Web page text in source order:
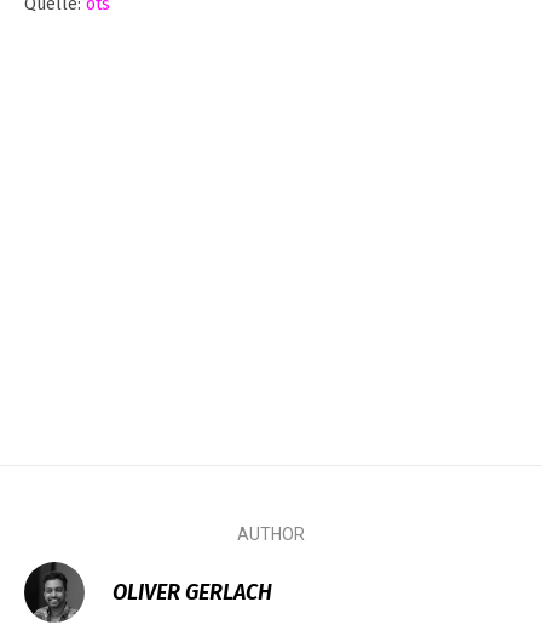
Quelle: ots
AUTHOR
OLIVER GERLACH